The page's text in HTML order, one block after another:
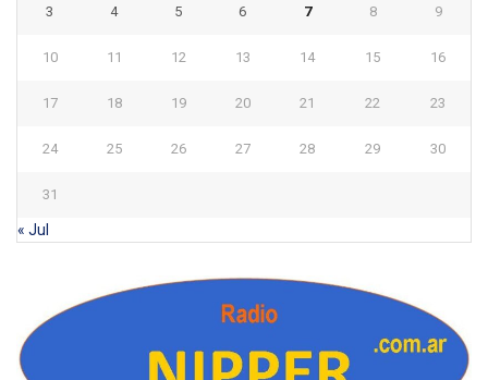
3 4 5 6 7 8 9
10 11 12 13 14 15 16
17 18 19 20 21 22 23
24 25 26 27 28 29 30
31
« Jul